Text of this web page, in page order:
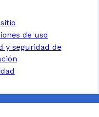
de uso
y seguridad de